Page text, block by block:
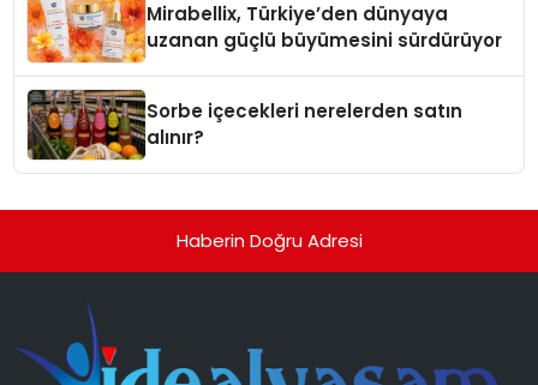
Mirabellix, Türkiye’den dünyaya
uzanan güçlü büyümesini sürdürüyor
Sorbe içecekleri nerelerden satın
alınır?
Haberin Doğru Adresi